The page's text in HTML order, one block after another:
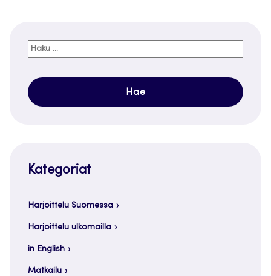
Haku:
Kategoriat
Harjoittelu Suomessa
Harjoittelu ulkomailla
in English
Matkailu